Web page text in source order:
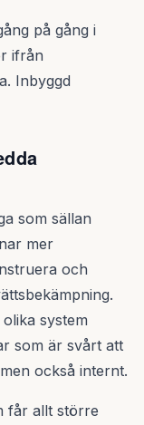
på gång i
ifrån
Inbyggd
som sällan
mer
och
system
som är svårt att
också internt.
får allt större